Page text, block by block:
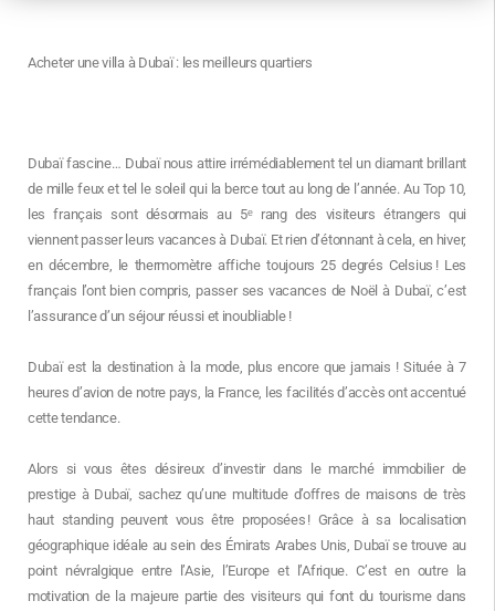
Acheter une villa à Dubaï : les meilleurs quartiers
Dubaï fascine… Dubaï nous attire irrémédiablement tel un diamant brillant
de mille feux et tel le soleil qui la berce tout au long de l’année. Au Top 10,
les français sont désormais au 5ᵉ rang des visiteurs étrangers qui
viennent passer leurs vacances à Dubaï. Et rien d’étonnant à cela, en hiver,
en décembre, le thermomètre affiche toujours 25 degrés Celsius ! Les
français l’ont bien compris, passer ses vacances de Noël à Dubaï, c’est
l’assurance d’un séjour réussi et inoubliable !
Dubaï est la destination à la mode, plus encore que jamais ! Située à 7
heures d’avion de notre pays, la France, les facilités d’accès ont accentué
cette tendance.
Alors si vous êtes désireux d’investir dans le marché immobilier de
prestige à Dubaï, sachez qu’une multitude d’offres de maisons de très
haut standing peuvent vous être proposées ! Grâce à sa localisation
géographique idéale au sein des Émirats Arabes Unis, Dubaï se trouve au
point névralgique entre l’Asie, l’Europe et l’Afrique. C’est en outre la
motivation de la majeure partie des visiteurs qui font du tourisme dans